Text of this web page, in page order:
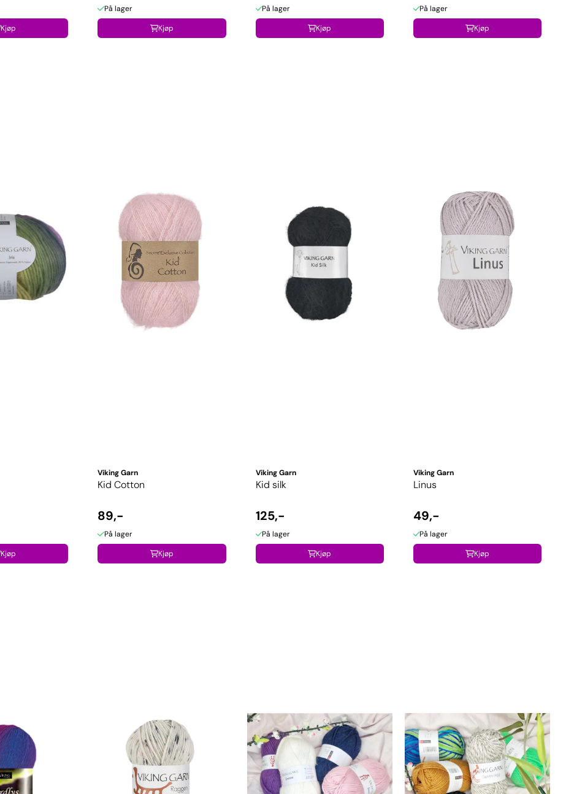
Kjøp
På lager
Kjøp
På lager
Kjøp
På lager
Kjøp
Kjøp
Viking Garn
Kid Cotton
89,-
På lager
Kjøp
Viking Garn
Kid silk
125,-
På lager
Kjøp
Viking Garn
Linus
49,-
På lager
Kjøp